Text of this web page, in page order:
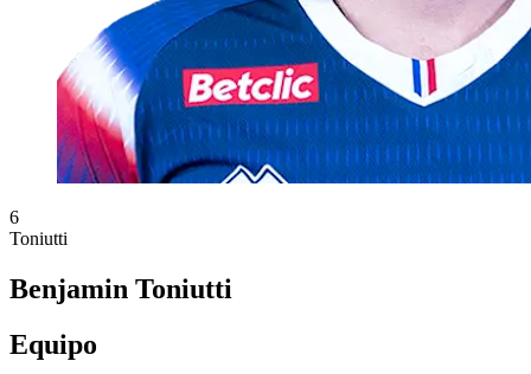
6
Toniutti
Benjamin Toniutti
Equipo